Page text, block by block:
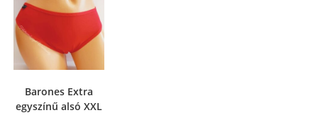
Barones Extra
egyszínű alsó XXL